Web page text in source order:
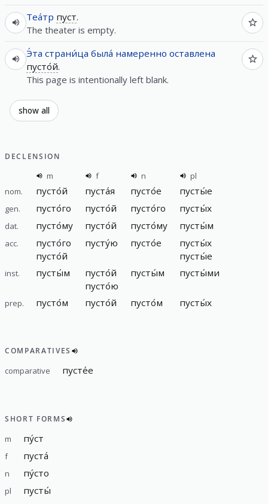
Теа́тр пуст.
The theater is empty.
Э́та страни́ца была́ намеренно оставлена
пусто́й.
This page is intentionally left blank.
show all
DECLENSION
m f n
pl
nom.
пусто́й пуста́я пусто́е пусты́е
gen. пусто́го пусто́й пусто́го пусты́х
dat. пусто́му пусто́й пусто́му пусты́м
acc.
пусто́го
пусто́й
пусту́ю пусто́е
пусты́х
пусты́е
inst. пусты́м
пусто́й
пусто́ю
пусты́м пусты́ми
prep. пусто́м пусто́й пусто́м пусты́х
COMPARATIVES
comparative пусте́е
SHORT FORMS
m пу́ст
f пуста́
n пу́сто
pl пусты́